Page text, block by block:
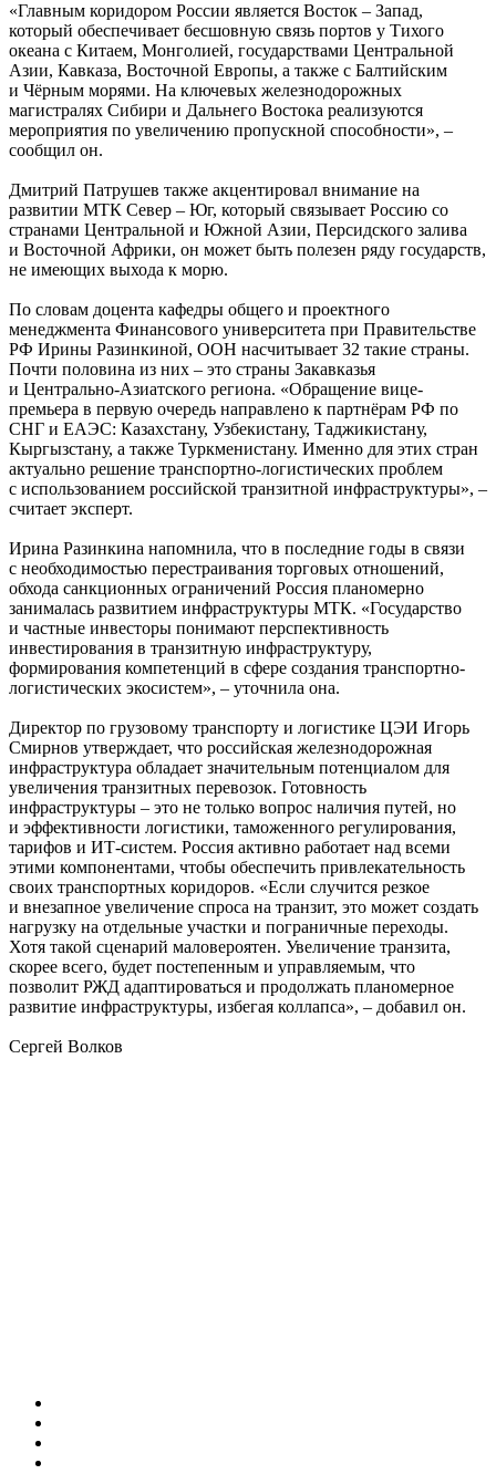
«Главным коридором России является Восток – Запад,
который обеспечивает бесшовную связь портов у Тихого
океана с Китаем, Монголией, государствами Центральной
Азии, Кавказа, Восточной Европы, а также с Балтийским
и Чёрным морями. На ключевых железнодорожных
магистралях Сибири и Дальнего Востока реализуются
мероприятия по увеличению пропускной способности», –
сообщил он.
Дмитрий Патрушев также акцентировал внимание на
развитии МТК Север – Юг, который связывает Россию со
странами Центральной и Южной Азии, Персидского залива
и Восточной Африки, он может быть полезен ряду государств,
не имеющих выхода к морю.
По словам доцента кафедры общего и проектного
менеджмента Финансового университета при Правительстве
РФ Ирины Разинкиной, ООН насчитывает 32 такие страны.
Почти половина из них – это страны Закавказья
и Центрально-Азиатского региона. «Обращение вице-
премьера в первую очередь направлено к партнёрам РФ по
СНГ и ЕАЭС: Казахстану, Узбекистану, Таджикистану,
Кыргызстану, а также Туркменистану. Именно для этих стран
актуально решение транспортно-логистических проблем
с использованием российской транзитной инфраструктуры», –
считает эксперт.
Ирина Разинкина напомнила, что в последние годы в связи
с необходимостью перестраивания торговых отношений,
обхода санкционных ограничений Россия планомерно
занималась развитием инфраструктуры МТК. «Государство
и частные инвесторы понимают перспективность
инвестирования в транзитную инфраструктуру,
формирования компетенций в сфере создания транспортно-
логистических экосистем», – уточнила она.
Директор по грузовому транспорту и логистике ЦЭИ Игорь
Смирнов утверждает, что российская железнодорожная
инфраструктура обладает значительным потенциалом для
увеличения транзитных перевозок. Готовность
инфраструктуры – это не только вопрос наличия путей, но
и эффективности логистики, таможенного регулирования,
тарифов и ИТ-систем. Россия активно работает над всеми
этими компонентами, чтобы обеспечить привлекательность
своих транспортных коридоров. «Если случится резкое
и внезапное увеличение спроса на транзит, это может создать
нагрузку на отдельные участки и пограничные переходы.
Хотя такой сценарий маловероятен. Увеличение транзита,
скорее всего, будет постепенным и управляемым, что
позволит РЖД адаптироваться и продолжать планомерное
развитие инфраструктуры, избегая коллапса», – добавил он.
Сергей Волков